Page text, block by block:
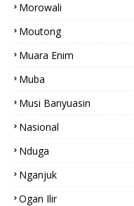
Morowali
Moutong
Muara Enim
Muba
Musi Banyuasin
Nasional
Nduga
Nganjuk
Ogan Ilir